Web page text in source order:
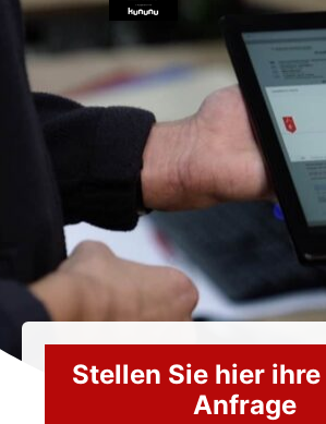
Stellen Sie hier
Anfrage